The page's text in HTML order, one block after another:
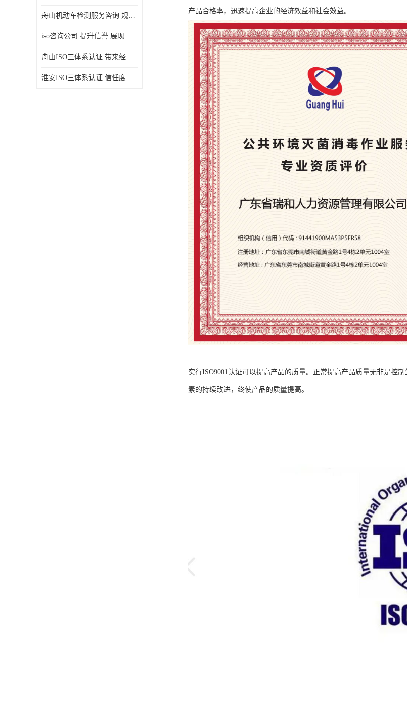
舟山机动车检测服务咨询 规范管理技术 具备市场竞争能力
iso咨询公司 提升信誉 展现企业文化
舟山ISO三体系认证 带来经济效益 带来可以信赖的良好印象
淮安ISO三体系认证 信任度增加 具备市场竞争能力
产品合格率，迅速提高企业的经济效益和社会效益。
实行ISO9001认证可以提高产品的质量。正常提高产品质量无非是控
素的持续改进，终使产品的质量提高。